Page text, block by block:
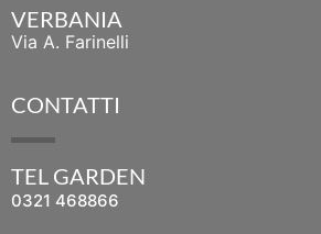
VERBANIA
Via A. Farinelli
CONTATTI
TEL GARDEN
0321 468866